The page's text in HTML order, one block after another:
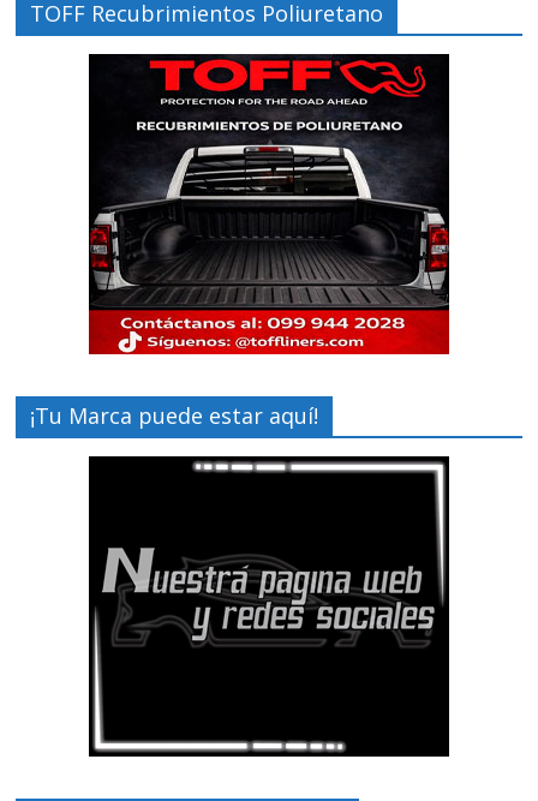
TOFF Recubrimientos Poliuretano
¡Tu Marca puede estar aquí!